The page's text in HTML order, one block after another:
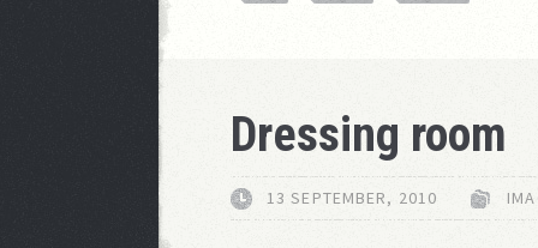
Dressing room
13 SEPTEMBER, 2010